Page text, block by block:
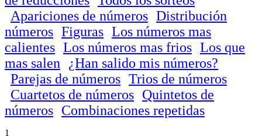
Apariciones de números Distribución
números Figuras Los números mas
calientes Los números mas frios Los que
mas salen
¿Han salido mis números?
Parejas de números Trios de números
Cuartetos de números Quintetos de
números Combinaciones repetidas
1